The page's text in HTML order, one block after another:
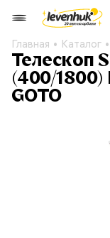
Главная Каталог
Телескоп
(400/1800)
GOTO